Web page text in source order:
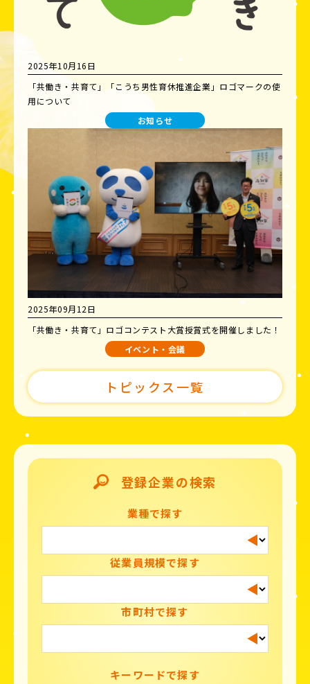
2025年10月16日
「共働き・共育て」「こうち男性育休推進企業」ロゴマークの使
用について
お知らせ
2025年09月12日
「共働き・共育て」ロゴコンテスト大賞授賞式を開催しました！
イベント・会議
トピックス一覧
登録企業の検索
業種で探す
従業員規模で探す
市町村で探す
キーワードで探す